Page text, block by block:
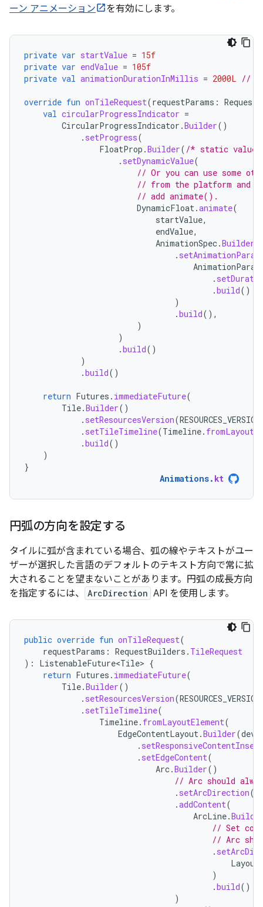
ーン アニメーション
を有効にします。
private var startValue = 15f
private var endValue = 105f
private val animationDurationInMillis = 2000L // 2
override fun onTileRequest(requestParams :
val circularProgressIndicator =
CircularProgressIndicator .Builder()
. setProgress(
FloatProp .Builder( /* static value
. setDynamicValue(
// Or you can use some
// from the platform and
// add animate().
DynamicFloat.animate(
startValue,
endValue,
AnimationSpec.Builder
.
.
.build()
)
.build(),
)
)
.build()
)
.build()
return Futures . immediateFuture(
Tile.Builder()
. setResourcesVersion(RESOURCES_VERSION
. setTileTimeline(Timeline.
.build()
)
}
Animations. kt
円弧の方向を設定する
タイルに弧が含まれている場合、弧の線やテキストがユー
ザーが選択した言語のデフォルトのテキスト方向で常に拡
大されることを望まないことがあります。円弧の成長方向
を指定するには、
ArcDirection API を使用します。
public override fun onTileRequest(
requestParams : RequestBuilders . TileRequest
):
ListenableFuture<Tile> {
return Futures . immediateFuture(
Tile.Builder()
. setResourcesVersion(RESOURCES_VERSION
. setTileTimeline(
Timeline. fromLayoutElement(
EdgeContentLayout.Builder(
.
. setEdgeContent(
Arc.Builder()
// Arc should
. setArcDirection(
.addContent(
ArcLine.
// Set
// Arc
.
)
.build()
)